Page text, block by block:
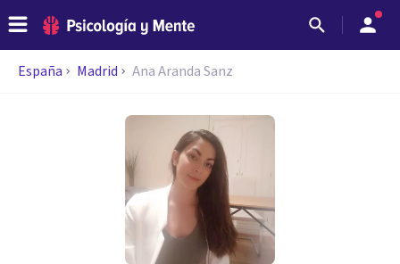
España Madrid Ana Aranda Sanz